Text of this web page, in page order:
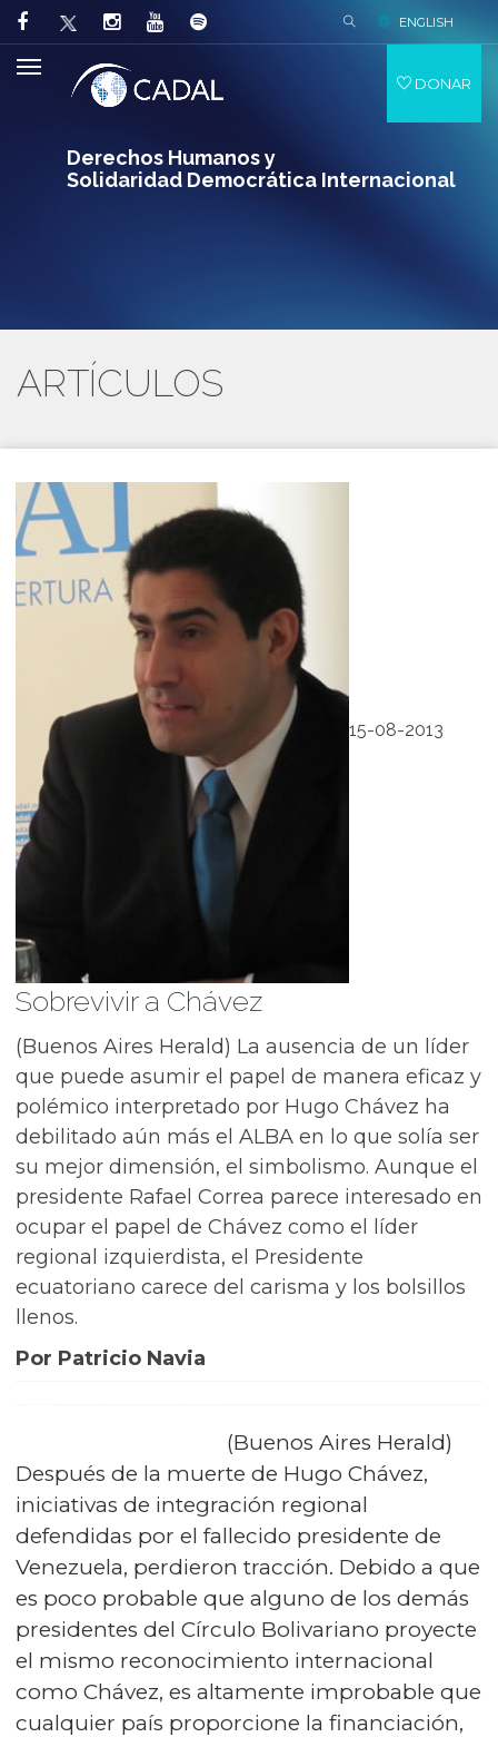
Derechos Humanos y
Solidaridad Democrática Internacional
ENGLISH
DONAR
ARTÍCULOS
15-08-2013
Sobrevivir a Chávez
(Buenos Aires Herald) La ausencia de un líder
que puede asumir el papel de manera eficaz y
polémico interpretado por Hugo Chávez ha
debilitado aún más el ALBA en lo que solía ser
su mejor dimensión, el simbolismo. Aunque el
presidente Rafael Correa parece interesado en
ocupar el papel de Chávez como el líder
regional izquierdista, el Presidente
ecuatoriano carece del carisma y los bolsillos
llenos.
Por Patricio Navia
(Buenos Aires Herald)
Después de la muerte de Hugo Chávez,
iniciativas de integración regional
defendidas por el fallecido presidente de
Venezuela, perdieron tracción. Debido a que
es poco probable que alguno de los demás
presidentes del Círculo Bolivariano proyecte
el mismo reconocimiento internacional
como Chávez, es altamente improbable que
cualquier país proporcione la financiación,